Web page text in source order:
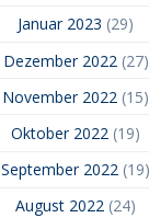
Januar 2023 (29)
Dezember 2022 (27)
November 2022 (15)
Oktober 2022 (19)
September 2022 (19)
August 2022 (24)